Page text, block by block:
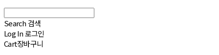
Search 검색
Log In로그인
Cart장바구니